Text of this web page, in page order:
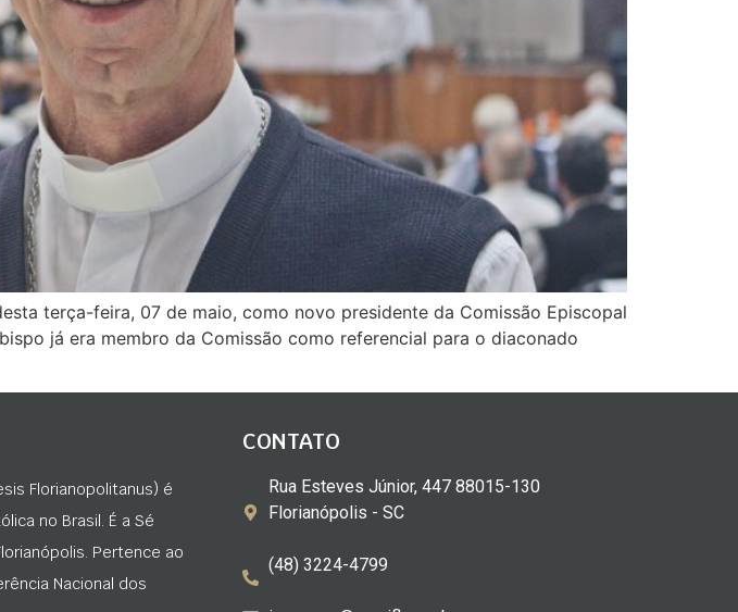
terça-feira, 07 de maio, como novo presidente da Comissão Episcopal
já era membro da Comissão como referencial para o diaconado
Florianopolitanus) é
no Brasil. É a Sé
Pertence ao
Nacional dos
CONTATO
Rua Esteves Júnior, 447 88015-130
Florianópolis - SC
(48) 3224-4799